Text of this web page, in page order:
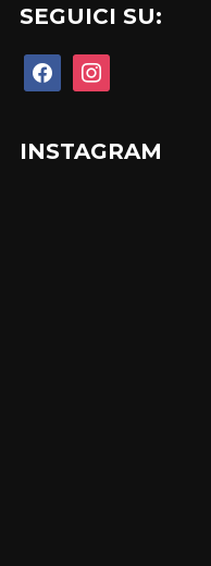
SEGUICI SU:
facebookinstagram
INSTAGRAM